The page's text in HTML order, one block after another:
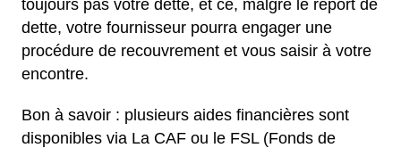
toujours pas votre dette, et ce, malgré le report de
dette, votre fournisseur pourra engager une
procédure de recouvrement et vous saisir à votre
encontre.
Bon à savoir : plusieurs aides financières sont
disponibles via La CAF ou le FSL (Fonds de